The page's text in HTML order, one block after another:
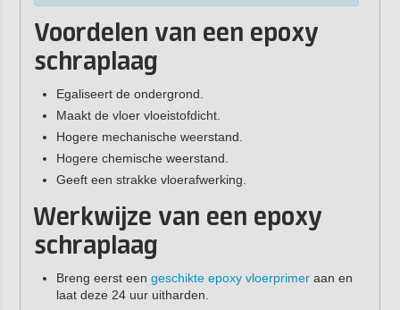
Voordelen van een epoxy
schraplaag
Egaliseert de ondergrond.
Maakt de vloer vloeistofdicht.
Hogere mechanische weerstand.
Hogere chemische weerstand.
Geeft een strakke vloerafwerking.
Werkwijze van een epoxy
schraplaag
Breng eerst een geschikte epoxy vloerprimeraan en
laat deze 24 uur uitharden.